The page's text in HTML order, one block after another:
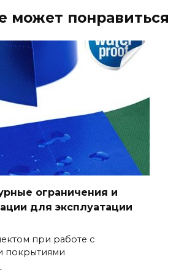
может понравиться
ограничения и
для эксплуатации
при работе с
покрытиями